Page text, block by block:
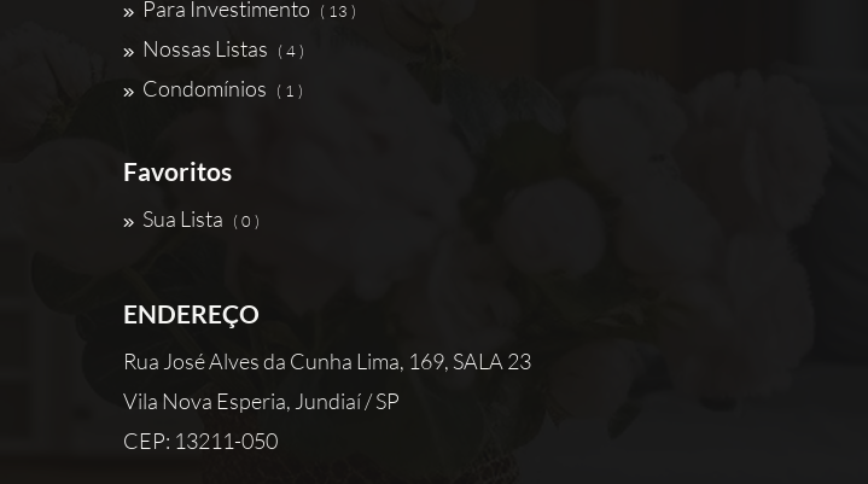
Para Investimento ( 13 )
Nossas Listas ( 4 )
Condomínios ( 1 )
Favoritos
Sua Lista ( 0 )
ENDEREÇO
Rua José Alves da Cunha Lima, 169, SALA 23
Vila Nova Esperia, Jundiaí / SP
CEP: 13211-050